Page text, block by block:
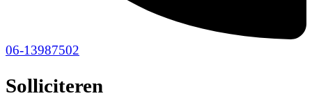
06-13987502
Solliciteren